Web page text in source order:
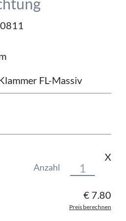
FL-Massiv
Anzahl
X
€ 7.80
Preis berechnen